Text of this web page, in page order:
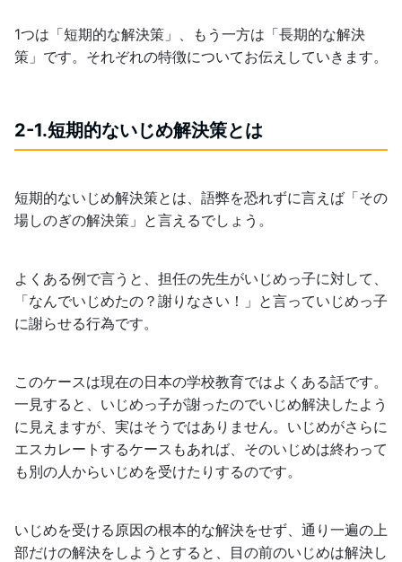
1つは「短期的な解決策」、もう一方は「長期的な解決
策」です。それぞれの特徴についてお伝えしていきます。
2-1.短期的ないじめ解決策とは
短期的ないじめ解決策とは、語弊を恐れずに言えば「その
場しのぎの解決策」と言えるでしょう。
よくある例で言うと、担任の先生がいじめっ子に対して、
「なんでいじめたの？謝りなさい！」と言っていじめっ子
に謝らせる行為です。
このケースは現在の日本の学校教育ではよくある話です。
一見すると、いじめっ子が謝ったのでいじめ解決したよう
に見えますが、実はそうではありません。いじめがさらに
エスカレートするケースもあれば、そのいじめは終わって
も別の人からいじめを受けたりするのです。
いじめを受ける原因の根本的な解決をせず、通り一遍の上
部だけの解決をしようとすると、目の前のいじめは解決し